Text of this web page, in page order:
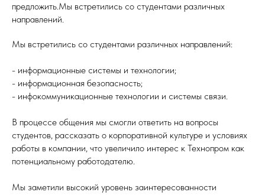
предложить.Мы встретились со студентами различных
направлений.
Мы встретились со студентами различных направлений:
- информационные системы и технологии;
- информационная безопасность;
- инфокоммуникационные технологии и системы связи.
В процессе общения мы смогли ответить на вопросы
студентов, рассказать о корпоративной культуре и условиях
работы в компании, что увеличило интерес к Технопром как
потенциальному работодателю.
Мы заметили высокий уровень заинтересованности